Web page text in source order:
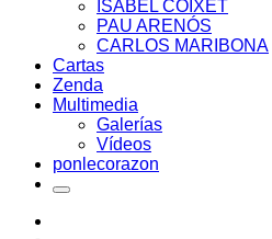
ISABEL COIXET
PAU ARENÓS
CARLOS MARIBONA
Cartas
Zenda
Multimedia
Galerías
Vídeos
ponlecorazon